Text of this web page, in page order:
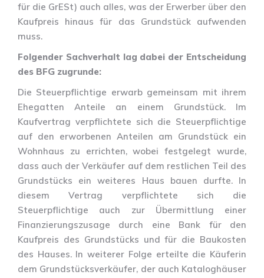
für die GrESt) auch alles, was der Erwerber über den
Kaufpreis hinaus für das Grundstück aufwenden
muss.
Folgender Sachverhalt lag dabei der Entscheidung
des BFG zugrunde:
Die Steuerpflichtige erwarb gemeinsam mit ihrem
Ehegatten Anteile an einem Grundstück. Im
Kaufvertrag verpflichtete sich die Steuerpflichtige
auf den erworbenen Anteilen am Grundstück ein
Wohnhaus zu errichten, wobei festgelegt wurde,
dass auch der Verkäufer auf dem restlichen Teil des
Grundstücks ein weiteres Haus bauen durfte. In
diesem Vertrag verpflichtete sich die
Steuerpflichtige auch zur Übermittlung einer
Finanzierungszusage durch eine Bank für den
Kaufpreis des Grundstücks und für die Baukosten
des Hauses. In weiterer Folge erteilte die Käuferin
dem Grundstücksverkäufer, der auch Kataloghäuser